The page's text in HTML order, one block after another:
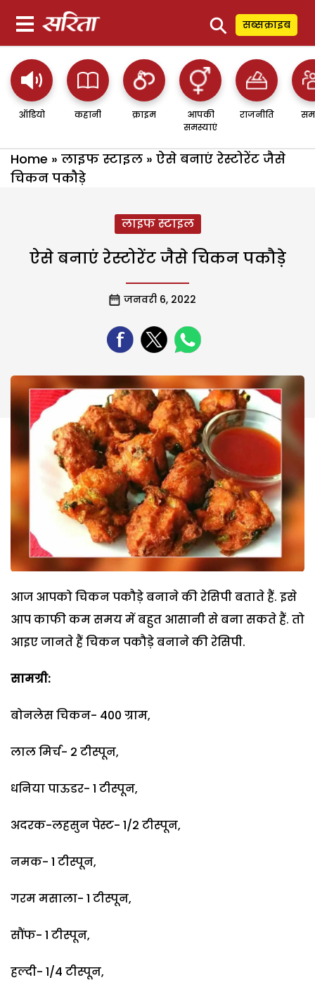
⚲ सब्सक्राइब
ऑडियो कहानी क्राइम
आपकी
समस्याएं
राजनीति
Home » लाइफ स्टाइल » ऐसे बनाएं रेस्टोरेंट जैसे
चिकन पकौड़े
लाइफ स्टाइल
ऐसे बनाएं रेस्टोरेंट जैसे चिकन पकौड़े
जनवरी 6, 2022
आज आपको चिकन पकौड़े बनाने की रेसिपी बताते हैं. इसे
आप काफी कम समय में बहुत आसानी से बना सकते हैं. तो
आइए जानते हैं चिकन पकौड़े बनाने की रेसिपी.
सामग्री:
बोनलेस चिकन- 400 ग्राम,
लाल मिर्च- 2 टीस्पून,
धनिया पाऊडर- 1 टीस्पून,
अदरक-लहसुन पेस्ट- 1/2 टीस्पून,
नमक- 1 टीस्पून,
गरम मसाला- 1 टीस्पून,
सौंफ- 1 टीस्पून,
हल्दी- 1/4 टीस्पून,